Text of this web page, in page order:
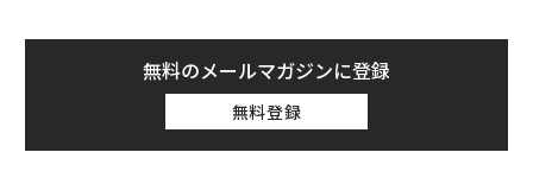
する広範で戦略的な取り組みを見ている。動機は部分的
にはコストだが、より重要なのは、企業がAI主導の革新
を支援するために、よりシンプルで管理しやすいエコシ
ステムを望んでいることだ。
定し、国家的なリスク軽減計画を構築する。彼は備蓄を
作り、国家を崩壊させるはずだった瞬間に安定を保っ
た。私の見解では、彼はインテリジェンスとは未来を予
測することではなく、未来に備えることだと理解してい
た。
無料のメールマガジンに登録
無料登録